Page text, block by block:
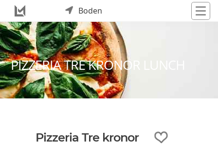
Boden
PIZZERIA TRE KRONOR LUNCH
Pizzeria Tre kronor